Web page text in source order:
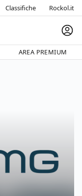
Classifiche Rockol.it
AREA PREMIUM